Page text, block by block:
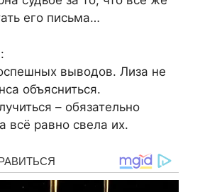
его письма…
выводов. Лиза не
объясниться.
– обязательно
всё равно свела их.